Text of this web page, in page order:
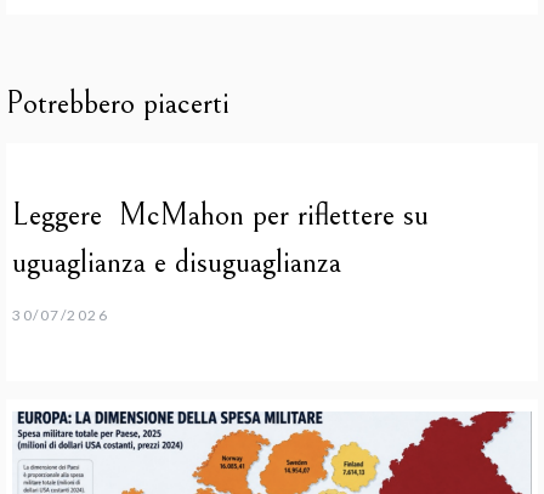
Potrebbero piacerti
Leggere McMahon per riflettere su
uguaglianza e disuguaglianza
30/07/2026